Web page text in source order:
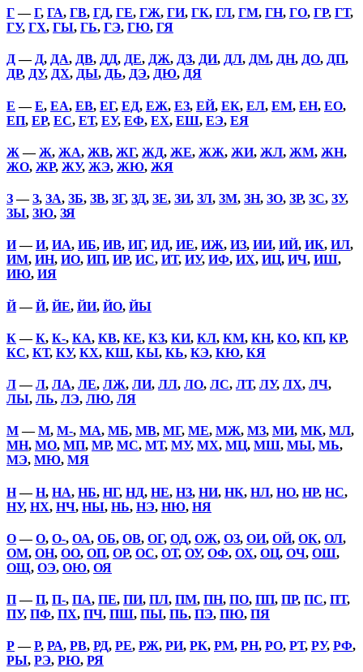
Г—Г, ГА, ГВ, ГД, ГЕ, ГЖ, ГИ, ГК, ГЛ, ГМ, ГН, ГО, ГР, ГТ,
ГУ, ГХ, ГЫ, ГЬ, ГЭ, ГЮ, ГЯ
Д— Д, ДА, ДВ, ДД, ДЕ, ДЖ, ДЗ, ДИ, ДЛ, ДМ, ДН, ДО, ДП,
ДР, ДУ, ДХ, ДЫ, ДЬ, ДЭ, ДЮ, ДЯ
Е —Е, ЕА, ЕВ, ЕГ, ЕД, ЕЖ, ЕЗ, ЕЙ, ЕК, ЕЛ, ЕМ, ЕН, ЕО,
ЕП, ЕР, ЕС, ЕТ, ЕУ, ЕФ, ЕХ, ЕШ, ЕЭ, ЕЯ
Ж —Ж, ЖА, ЖВ, ЖГ, ЖД, ЖЕ, ЖЖ, ЖИ, ЖЛ, ЖМ, ЖН,
ЖО, ЖР, ЖУ, ЖЭ, ЖЮ, ЖЯ
З—З, ЗА, ЗБ, ЗВ, ЗГ, ЗД, ЗЕ, ЗИ, ЗЛ, ЗМ, ЗН, ЗО, ЗР, ЗС, ЗУ,
ЗЫ, ЗЮ, ЗЯ
И—И, ИА, ИБ, ИВ, ИГ, ИД, ИЕ, ИЖ, ИЗ, ИИ, ИЙ, ИК, ИЛ,
ИМ, ИН, ИО, ИП, ИР, ИС, ИТ, ИУ, ИФ, ИХ, ИЦ, ИЧ, ИШ,
ИЮ, ИЯ
Й—Й, ЙЕ, ЙИ, ЙО, ЙЫ
К—К, К-, КА, КВ, КЕ, КЗ, КИ, КЛ, КМ, КН, КО, КП, КР,
КС, КТ, КУ, КХ, КШ, КЫ, КЬ, КЭ, КЮ, КЯ
Л—Л, ЛА, ЛЕ, ЛЖ, ЛИ, ЛЛ, ЛО, ЛС, ЛТ, ЛУ, ЛХ, ЛЧ,
ЛЫ, ЛЬ, ЛЭ, ЛЮ, ЛЯ
М—М, М-, МА, МБ, МВ, МГ, МЕ, МЖ, МЗ, МИ, МК, МЛ,
МН, МО, МП, МР, МС, МТ, МУ, МХ, МЦ, МШ, МЫ, МЬ,
МЭ, МЮ, МЯ
Н—Н, НА, НБ, НГ, НД, НЕ, НЗ, НИ, НК, НЛ, НО, НР, НС,
НУ, НХ, НЧ, НЫ, НЬ, НЭ, НЮ, НЯ
О—О, О-, ОА, ОБ, ОВ, ОГ, ОД, ОЖ, ОЗ, ОИ, ОЙ, ОК, ОЛ,
ОМ, ОН, ОО, ОП, ОР, ОС, ОТ, ОУ, ОФ, ОХ, ОЦ, ОЧ, ОШ,
ОЩ, ОЭ, ОЮ, ОЯ
П—П, П-, ПА, ПЕ, ПИ, ПЛ, ПМ, ПН, ПО, ПП, ПР, ПС, ПТ,
ПУ, ПФ, ПХ, ПЧ, ПШ, ПЫ, ПЬ, ПЭ, ПЮ, ПЯ
Р—Р, РА, РВ, РД, РЕ, РЖ, РИ, РК, РМ, РН, РО, РТ, РУ, РФ,
РЫ, РЭ, РЮ, РЯ